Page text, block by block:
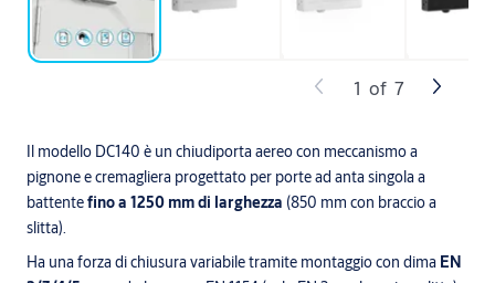
Il modello DC140 è un chiudiporta aereo con meccanismo a
pignone e cremagliera progettato per porte ad anta singola a
battentefino a 1250 mm di larghezza (850 mm con braccio a
slitta).
Ha una forza di chiusura variabile tramite montaggio con dima EN
1 of 7